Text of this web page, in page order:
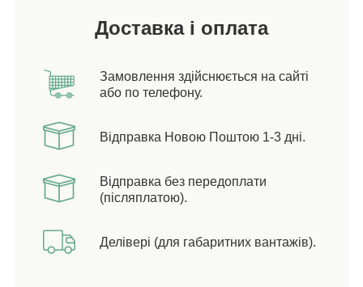
Доставка і оплата
Замовлення здійснюється на сайті
або по телефону.
Відправка Новою Поштою 1-3 дні.
Відправка без передоплати
(післяплатою).
Делівері (для габаритних вантажів).